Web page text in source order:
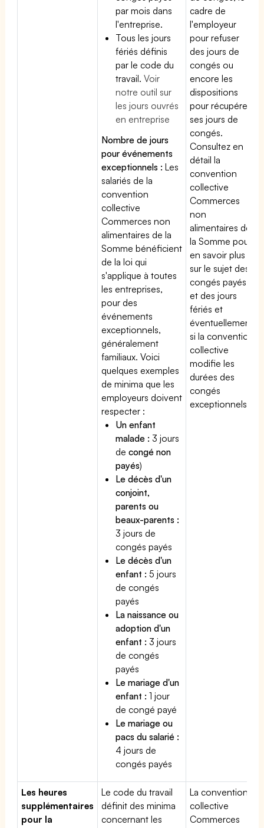
par mois dans
l'entreprise.
Tous les jours
fériés définis
par le code du
travail.Voir
notre outil sur
les jours ouvrés
en entreprise
Nombre de jours
pour événements
exceptionnels : Les
salariés de la
convention
collective
Commerces non
alimentaires de la
Somme bénéficient
de la loi qui
s'applique à toutes
les entreprises,
pour des
événements
exceptionnels,
généralement
familiaux. Voici
quelques exemples
de minima que les
employeurs doivent
respecter :
Un enfant
malade : 3 jours
decongé non
payés)
Le décès d'un
conjoint,
parents ou
beaux-parents :
3 jours de
congés payés
Le décès d'un
enfant : 5 jours
de congés
payés
La naissance ou
adoption d'un
enfant : 3 jours
de congés
payés
Le mariage d'un
enfant : 1 jour
de congé payé
Le mariage ou
pacs du salarié :
4 jours de
congés payés
cadre de
l'employeur
pour refuser
des jours de
congés ou
encore les
dispositions
pour récupérer
ses jours de
congés.
Consultez en
détail la
convention
collective
Commerces
non
alimentaires de
la Somme pour
en savoir plus
sur le sujet des
congés payés
et des jours
fériés et
éventuellement
si la convention
collective
modifie les
durées des
congés
exceptionnels.
Les heures
supplémentaires
pour la
Le code du travail
définit des minima
concernant les
La convention
collective
Commerces